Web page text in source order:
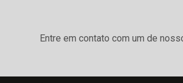
Entre em contato com um de